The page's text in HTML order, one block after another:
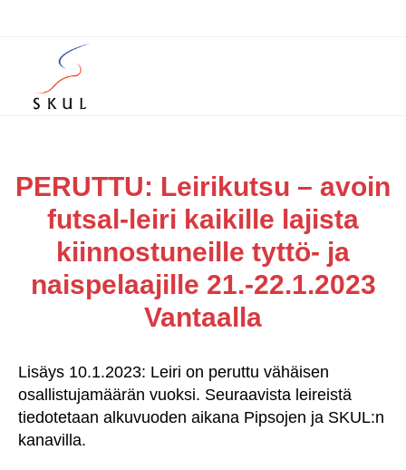
PERUTTU: Leirikutsu – avoin
futsal-leiri kaikille lajista
kiinnostuneille tyttö- ja
naispelaajille 21.-22.1.2023
Vantaalla
Lisäys 10.1.2023: Leiri on peruttu vähäisen
osallistujamäärän vuoksi. Seuraavista leireistä
tiedotetaan alkuvuoden aikana Pipsojen ja SKUL:n
kanavilla.